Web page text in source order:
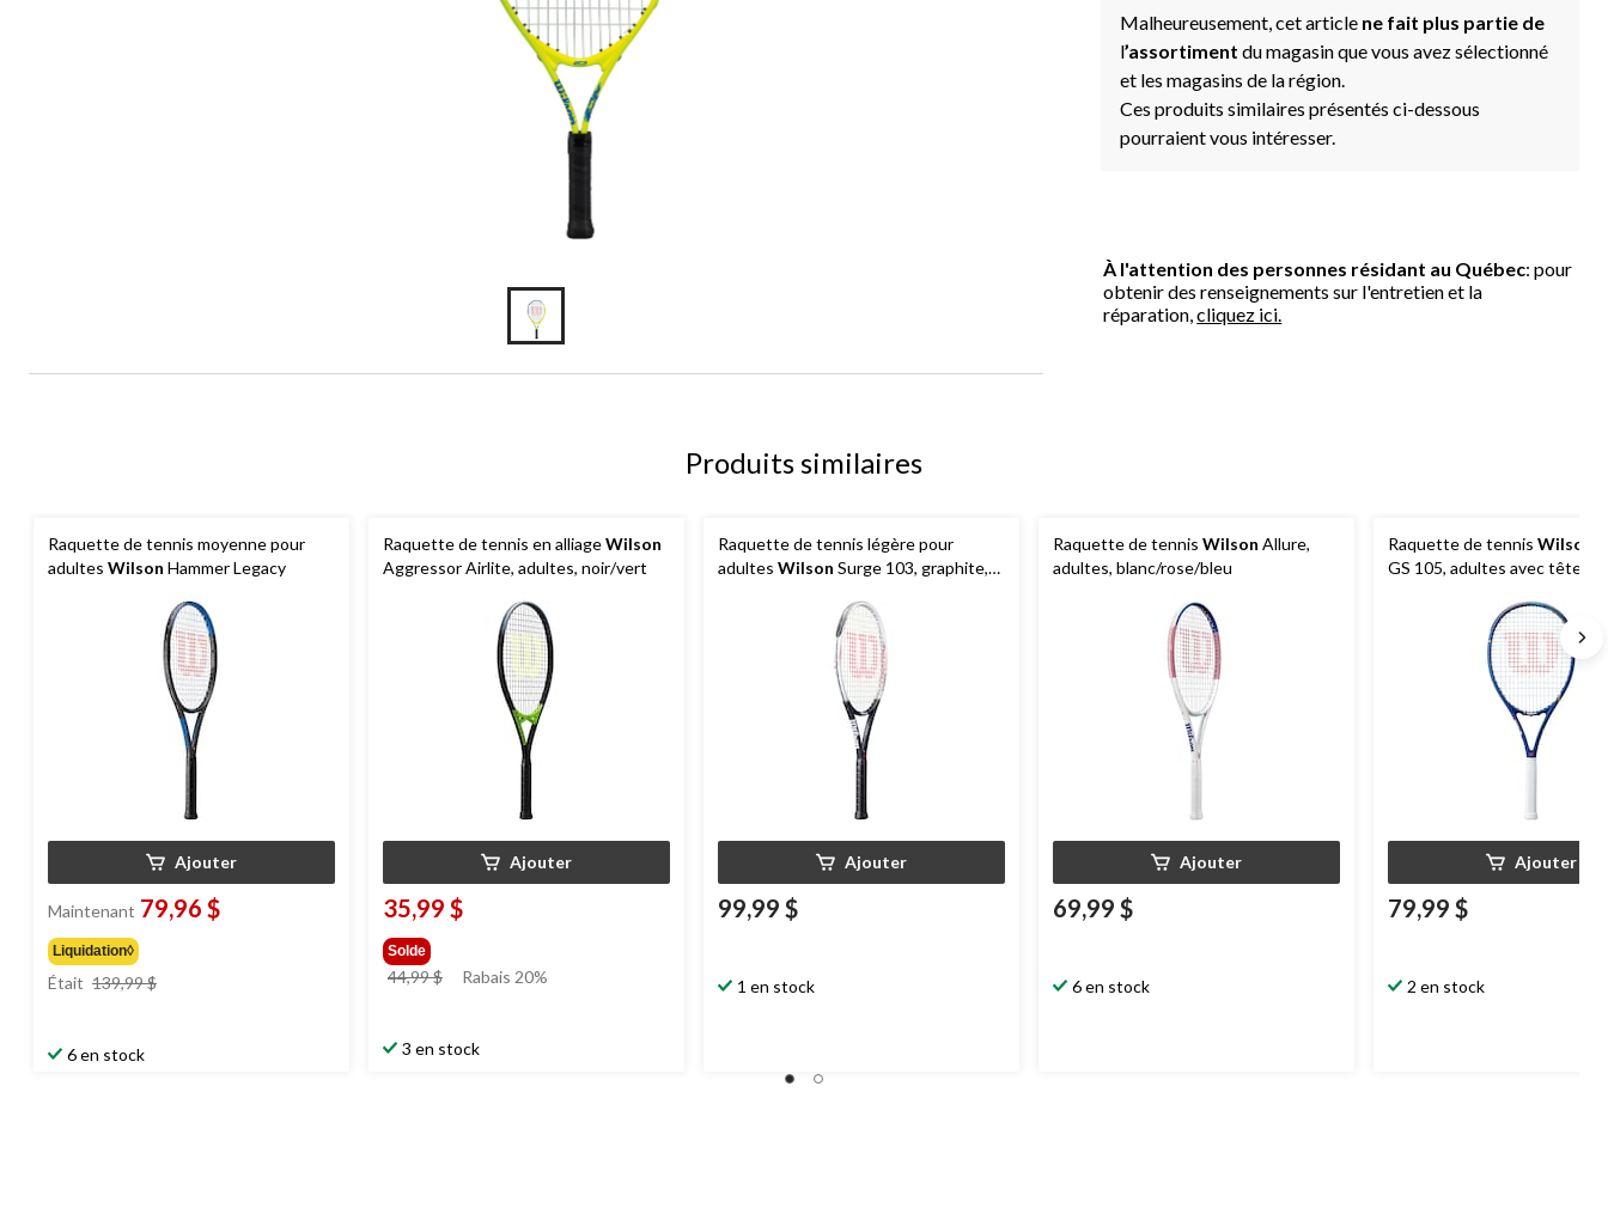
Malheureusement, cet article ne fait plus partie de
l’assortiment du magasin que vous avez sélectionné
et les magasins de la région.
Ces produits similaires présentés ci-dessous
pourraient vous intéresser.
À l'attention des personnes résidant au Québec: pour
obtenir des renseignements sur l'entretien et la
réparation,cliquez ici.
Produits similaires
Raquette de tennis moyenne pour
adultes Wilson Hammer Legacy
Ajouter
Maintenant 79,96 $
Liquidation◊
Était 139,99 $
6 en stock
Raquette de tennis en alliageWilson
Aggressor Airlite, adultes, noir/vert
Ajouter
35,99 $
Solde
44,99 $
prixRabais 20%
3 en stock
Raquette de tennis légère pour
adultes Wilson Surge 103, graphite,
Ajouter
99,99 $
1 en stock
Raquette de tennis Wilson Allure,
adultes, blanc/rose/bleu
Ajouter
69,99 $
6 en stock
Raquette de tennis Wilson
GS 105, adultes avec tête
Ajouter
79,99 $
2 en stock